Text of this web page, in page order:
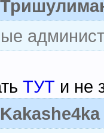
ТУТ и не